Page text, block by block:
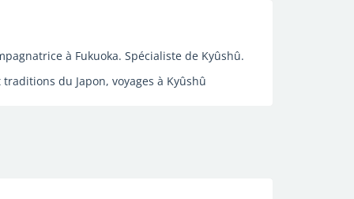
à Fukuoka. Spécialiste de Kyûshû.
du Japon, voyages à Kyûshû